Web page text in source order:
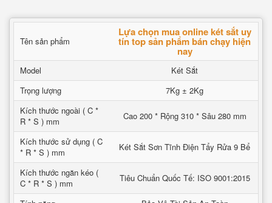
Tên sản phẩm
Lựa chọn mua online két sắt uy
tín top sản phẩm bán chạy hiện
nay
Model
Két Sắt
Trọng lượng
7Kg ± 2Kg
Kích thước ngoài ( C *
R * S ) mm
Cao 200 * Rộng 310 * Sâu 280 mm
Kích thước sử dụng ( C
* R * S ) mm
Két Sắt Sơn Tĩnh Điện Tẩy Rửa 9 Bể
Kích thước ngăn kéo (
C * R * S ) mm
Tiêu Chuẩn Quốc Tế: ISO 9001:2015